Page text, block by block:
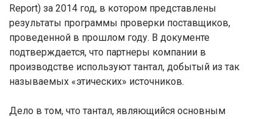
Report) за 2014 год, в котором представлены
результаты программы проверки поставщиков,
проведенной в прошлом году. В документе
подтверждается, что партнеры компании в
производстве используют тантал, добытый из так
называемых «этических» источников.
Дело в том, что тантал, являющийся основным